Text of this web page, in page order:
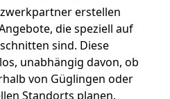
erstellen
die speziell auf
sind. Diese
unabhängig davon, ob
von Güglingen oder
Standorts planen.